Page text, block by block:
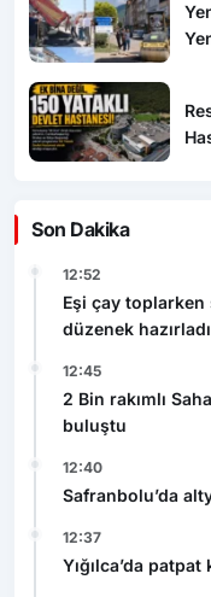
Son Dakika
12:52
Eşi çay toplarken
düzenek hazırladı
12:45
2 Bin rakımlı
buluştu
12:40
Safranbolu’da
12:37
Yığılca’da